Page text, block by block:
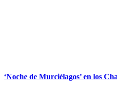
‘Noche de Murciélagos’ en los